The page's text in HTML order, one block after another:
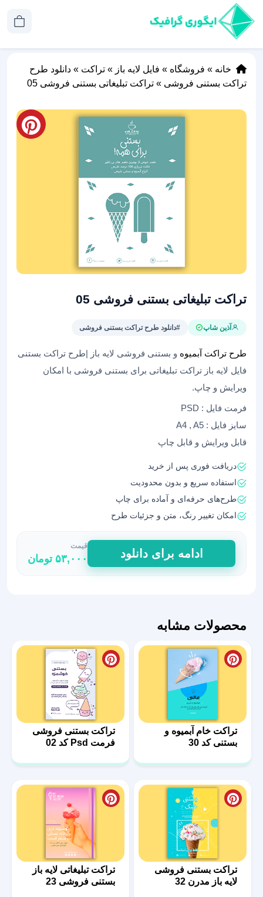
خانه » فروشگاه » فایل لایه باز » تراکت » دانلود طرح
تراکت بستنی فروشی » تراکت تبلیغاتی بستنی فروشی 05
تراکت تبلیغاتی بستنی فروشی 05
آذین شاپ #دانلود طرح تراکت بستنی فروشی
طرح تراکت آبمیوه و بستنی فروشی لایه باز |طرح تراکت بستنی
فایل لایه باز تراکت تبلیغاتی برای بستنی فروشی با امکان
ویرایش و چاپ.
فرمت فایل : PSD
سایز فایل : A4 , A5
قابل ویرایش و قابل چاپ
دریافت فوری پس از خرید
استفاده سریع و بدون محدودیت
طرح‌های حرفه‌ای و آماده برای چاپ
امکان تغییر رنگ، متن و جزئیات طرح
تراکت
تبلیغاتی
بستنی
ادامه برای دانلود
قیمت
۵۳,۰۰۰ تومان
محصولات مشابه
تراکت خام آبمیوه و
بستنی کد 30
تراکت بستنی فروشی
فرمت Psd کد 02
تراکت بستنی فروشی
لایه باز مدرن 32
تراکت تبلیغاتی لایه باز
بستنی فروشی 23